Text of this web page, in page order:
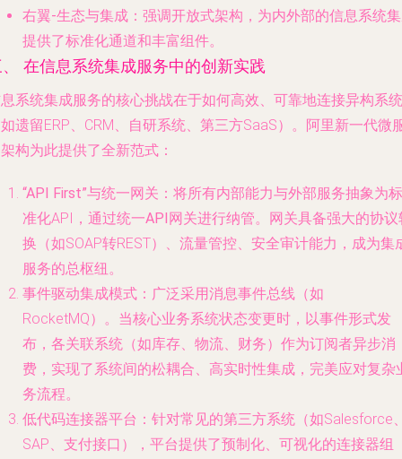
右翼-生态与集成 ：强调开放式架构，为内外部的信息系统
提供了标准化通道和丰富组件。
在信息系统集成服务中的创新实践
系统集成服务的核心挑战在于如何高效、可靠地连接异构系统
遗留ERP、CRM、自研系统、第三方SaaS）。阿里新一代微
构为此提供了全新范式：
“API First”与统一网关 ：将所有内部能力与外部服务抽象为标
准化API，通过统一API网关进行纳管。网关具备强大的协议
换（如SOAP转REST）、流量管控、安全审计能力，成为集
服务的总枢纽。
事件驱动集成模式 ：广泛采用消息事件总线 （如
RocketMQ）。当核心业务系统状态变更时，以事件形式发
布，各关联系统（如库存、物流、财务）作为订阅者异步消
费，实现了系统间的松耦合、高实时性集成，完美应对复杂
务流程。
低代码连接器平台 ：针对常见的第三方系统（如Salesforce
SAP、支付接口），平台提供了预制化、可视化的连接器组